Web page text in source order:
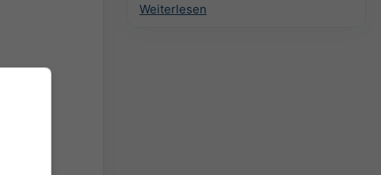
Weiterlesen